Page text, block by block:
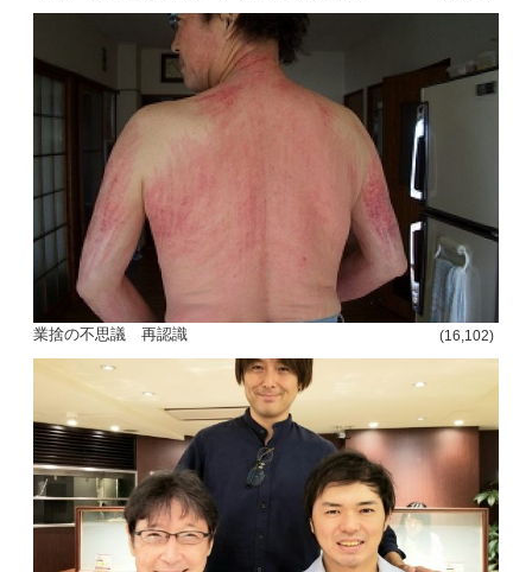
業捨の不思議 再認識 (16,102)